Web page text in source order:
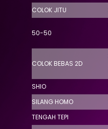
COLOK JITU
50-50
COLOK BEBAS 2D
SHIO
SILANG HOMO
TENGAH TEPI